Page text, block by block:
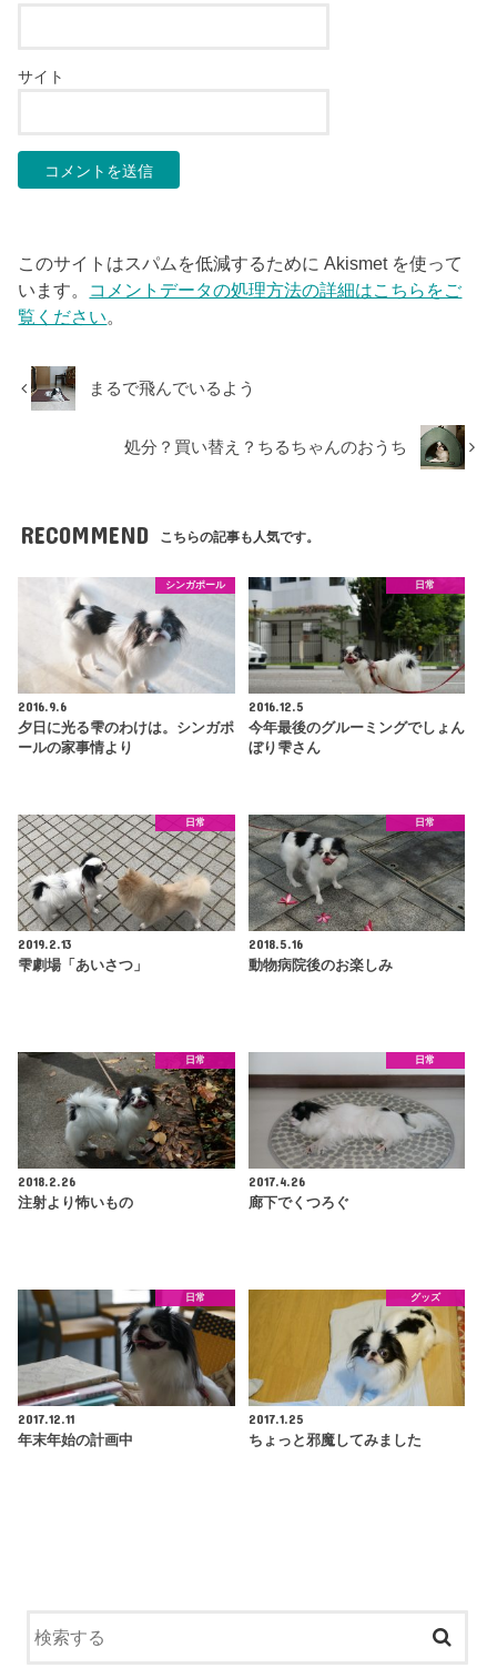
サイト
このサイトはスパムを低減するために Akismet を使って
います。 コメントデータの処理方法の詳細はこちらをご
覧ください。
まるで飛んでいるよう
処分？買い替え？ちるちゃんのおうち
RECOMMEND こちらの記事も人気です。
シンガポール
2016.9.6
夕日に光る雫のわけは。シンガポ
ールの家事情より
日常
2016.12.5
今年最後のグルーミングでしょん
ぼり雫さん
日常
2019.2.13
雫劇場「あいさつ」
日常
2018.5.16
動物病院後のお楽しみ
日常
2018.2.26
注射より怖いもの
日常
2017.4.26
廊下でくつろぐ
日常
2017.12.11
年末年始の計画中
グッズ
2017.1.25
ちょっと邪魔してみました